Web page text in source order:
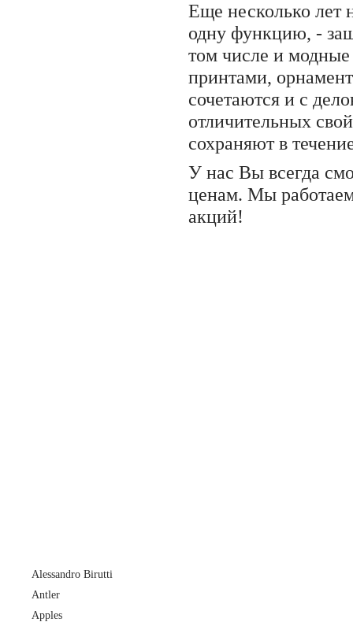
Alessandro Birutti
Antler
Apples
Еще несколько лет
одну функцию, -
том числе и
принтами,
сочетаются и с
отличительных
сохраняют в
У нас Вы всегда
ценам. Мы
акций!